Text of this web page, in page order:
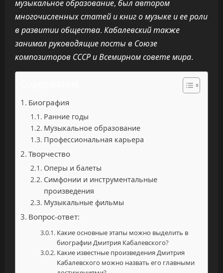
музыкальное образование, был автором
многочисленных статей и книг о музыке и ее роли
в развитии общества. Кабалевский также
занимал руководящие посты в Союзе
композиторов СССР и Всемирном совете мира.
Биография
Ранние годы
Музыкальное образование
Профессиональная карьера
Творчество
Оперы и балеты
Симфонии и инструментальные
произведения
Музыкальные фильмы
Вопрос-ответ:
Какие основные этапы можно выделить в
биографии Дмитрия Кабалевского?
Какие известные произведения Дмитрия
Кабалевского можно назвать его главными